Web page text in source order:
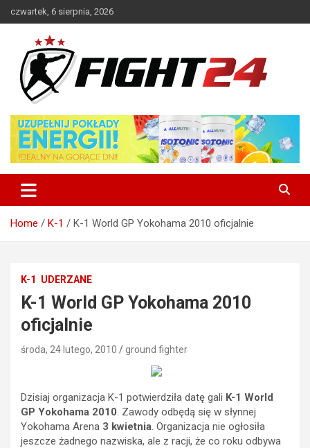
to
czwartek, 6 sierpnia, 2026
FIGHT24.PL – MMA i K-1, UFC
Home K-1 K-1 World GP Yokohama 2010 oficjalnie
K-1 UDERZANE
K-1 World GP Yokohama 2010
oficjalnie
środa, 24 lutego, 2010 ground fighter
Dzisiaj organizacja K-1 potwierdziła datę gali K-1 World
GP Yokohama 2010. Zawody odbędą się w słynnej
Yokohama Arena 3 kwietnia. Organizacja nie ogłosiła
jeszcze żadnego nazwiska, ale z racji, że co roku odbywa